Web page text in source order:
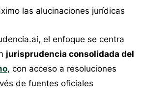
las alucinaciones jurídicas
el enfoque se centra
jurisprudencia consolidada del
, con acceso a resoluciones
de fuentes oficiales